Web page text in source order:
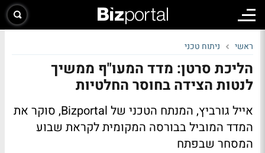
ראשי ניתוח טכני
הליכת סרטן: מדד המעו"ף ממשיך
לנטות הצידה בחוסר החלטיות
אייל גורביץ, המנתח הטכני של Bizportal, סוקר את
המדד המוביל בבורסה המקומית לקראת שבוע
המסחר שבפתח